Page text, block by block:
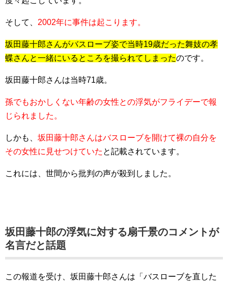
そして、 2002年に事件は起こります。
坂田藤十郎さんがバスローブ姿で当時19歳だった舞妓の孝
蝶さんと一緒にいるところを撮られてしまったのです。
坂田藤十郎さんは当時71歳。
孫でもおかしくない年齢の女性との浮気がフライデーで報
じられました。
しかも、 坂田藤十郎さんはバスローブを開けて裸の自分を
その女性に見せつけていた と記載されています。
これには、世間から批判の声が殺到しました。
坂田藤十郎の浮気に対する扇千景のコメントが
名言だと話題
この報道を受け、坂田藤十郎さんは 「バスローブを直した